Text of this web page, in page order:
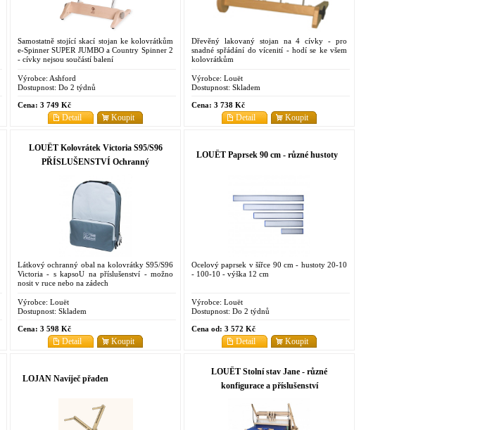
Samostatně stojící skací stojan ke kolovrátkům
e-Spinner SUPER JUMBO a Country Spinner 2
- cívky nejsou součástí balení
Výrobce: Ashford
Dostupnost: Do 2 týdnů
Cena: 3 749 Kč
Koupit
Detail
Dřevěný lakovaný stojan na 4 cívky - pro
snadné spřádání do vícenití - hodí se ke všem
kolovrátkům
Výrobce: Louët
Dostupnost: Skladem
Cena: 3 738 Kč
Koupit
Detail
LOUËT Kolovrátek Victoria S95/S96
PŘÍSLUŠENSTVÍ Ochranný
Látkový ochranný obal na kolovrátky S95/S96
Victoria - s kapsoU na příslušenství - možno
nosit v ruce nebo na zádech
Výrobce: Louët
Dostupnost: Skladem
Cena: 3 598 Kč
Koupit
Detail
LOUËT Paprsek 90 cm - různé hustoty
Ocelový paprsek v šířce 90 cm - hustoty 20-10
- 100-10 - výška 12 cm
Výrobce: Louët
Dostupnost: Do 2 týdnů
Cena od: 3 572 Kč
Koupit
Detail
LOJAN Navíječ přaden
LOUËT Stolní stav Jane - různé
konfigurace a příslušenství